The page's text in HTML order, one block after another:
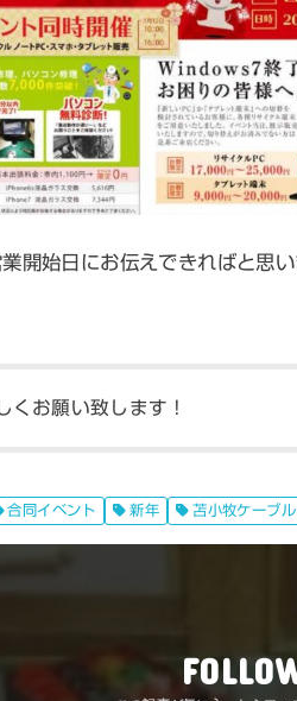
開始日にお伝えできればと思
くお願い致します！
合同イベント 新年 苫小牧ケーブ